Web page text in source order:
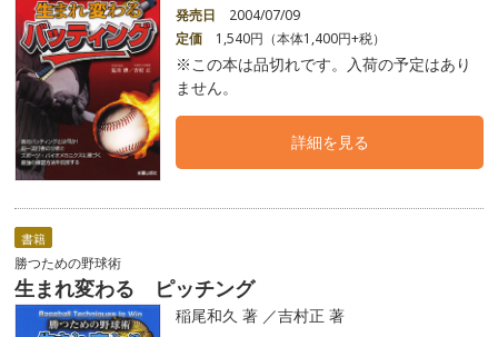
発売日
2004/07/09
定価
1,540円（本体1,400円+税）
※この本は品切れです。入荷の予定はあり
ません。
詳細を見る
書籍
勝つための野球術
生まれ変わる ピッチング
稲尾和久 著 ／吉村正 著